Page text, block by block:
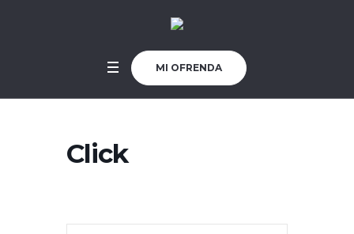
MI OFRENDA
Click